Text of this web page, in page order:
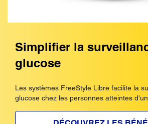
Simplifier la
glucose
Les systèmes FreeStyle Libre facilite la
glucose chez les personnes atteintes